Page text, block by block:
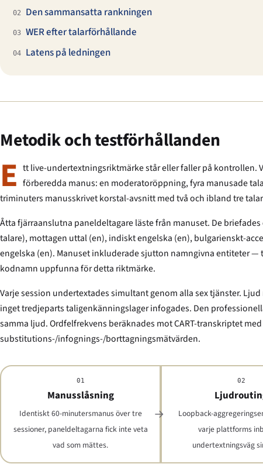
02 Den sammansatta rankningen
03 WER efter talarförhållande
04 Latens på ledningen
Metodik och testförhållanden
E tt live-undertextningsriktmärke står eller faller på kontrollen.
förberedda manus: en moderatoröppning, fyra manusade
triminuters manusskrivet korstal-avsnitt med två och ibland tre
Åtta fjärraanslutna paneldeltagare läste från manuset. De
talare), mottagen uttal (en), indiskt engelska (en), bulgarienskt-
engelska (en). Manuset inkluderade sjutton namngivna entiteter
kodnamn uppfunna för detta riktmärke.
Varje session undertextades simultant genom alla sex tjänster.
inget tredjeparts taligenkänningslager infogades. Den
samma ljud. Ordfelfrekvens beräknades mot CART-transkriptet
substitutions-/infognings-/borttagningsmätvärden.
01
Manusslåsning
Identiskt 60-minutersmanus över tre
sessioner, paneldeltagarna fick inte veta
vad som mättes.
02
Loopback-
varje plattforms
undertextningsväg